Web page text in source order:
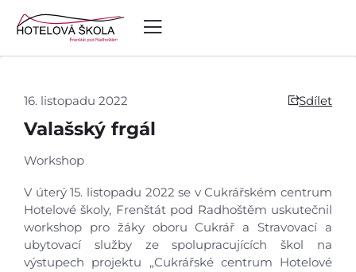
16. listopadu 2022 Sdílet
Valašský frgál
Workshop
V úterý 15. listopadu 2022 se v Cukrářském centrum
Hotelové školy, Frenštát pod Radhoštěm uskutečnil
workshop pro žáky oboru Cukrář a Stravovací a
ubytovací služby ze spolupracujících škol na
výstupech projektu „Cukrářské centrum Hotelové